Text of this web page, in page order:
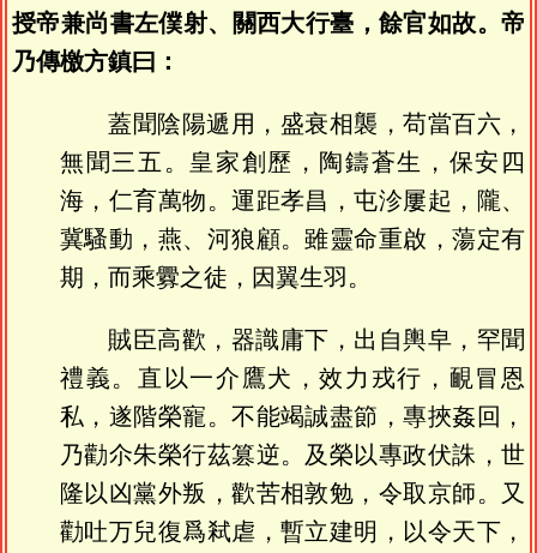
授帝兼尚書左僕射、關西大行臺，餘官如故。帝
乃傳檄方鎮曰：
蓋聞陰陽遞用，盛衰相襲，苟當百六，
無聞三五。皇家創歷，陶鑄蒼生，保安四
海，仁育萬物。運距孝昌，屯沴屢起，隴、
冀騷動，燕、河狼顧。雖靈命重啟，蕩定有
期，而乘釁之徒，因翼生羽。
賊臣高歡，器識庸下，出自輿皁，罕聞
禮義。直以一介鷹犬，效力戎行，靦冒恩
私，遂階榮寵。不能竭誠盡節，專挾姦回，
乃勸尒朱榮行茲篡逆。及榮以專政伏誅，世
隆以凶黨外叛，歡苦相敦勉，令取京師。又
勸吐万兒復爲弒虐，暫立建明，以令天下，